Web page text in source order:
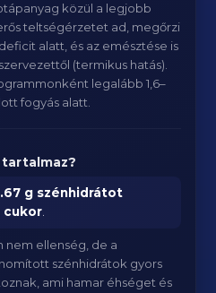
közül a legjobb
teltségérzetet ad, megőrzi
alatt, és az emésztése is
(termikus hatás).
legalább 1,6–
fogyás alatt.
g szénhidrátot
cukor
nem ellenség, de a
szénhidrátok gyors
ami hamar éhséget és